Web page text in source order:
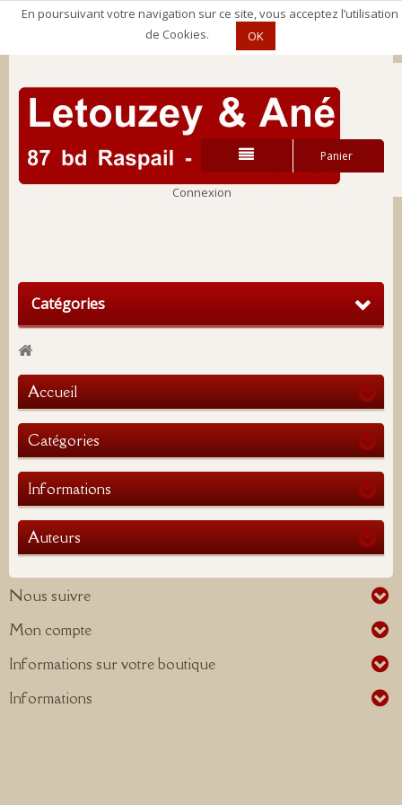
Connexion
Panier
Catégories
Connexion
Accueil
Catégories
Informations
Auteurs
Nous suivre
Mon compte
Informations sur votre boutique
Informations
En poursuivant votre navigation sur ce site, vous acceptez l’utilisation
de Cookies.
OK